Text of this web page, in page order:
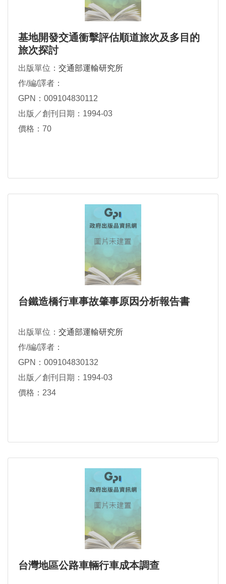
基地開發交通衝擊評估順道旅次及多目的
旅次探討
出版單位： 交通部運輸研究所
作/編/譯者：
GPN：009104830112
出版／創刊日期：1994-03
價格：70
台鐵造橋行車事故肇事原因分析報告書
出版單位： 交通部運輸研究所
作/編/譯者：
GPN：009104830132
出版／創刊日期：1994-03
價格：234
台灣地區公路車輛行車成本調查